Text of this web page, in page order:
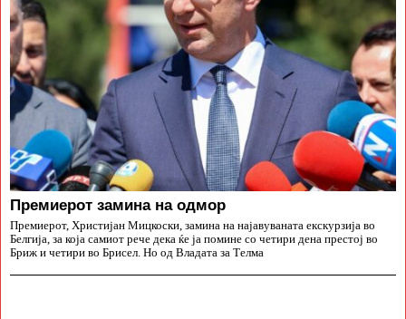
Премиерот замина на одмор
Премиерот, Христијан Мицкоски, замина на најавуваната екскурзија во
Белгија, за која самиот рече дека ќе ја помине со четири дена престој во
Бриж и четири во Брисел. Но од Владата за Телма